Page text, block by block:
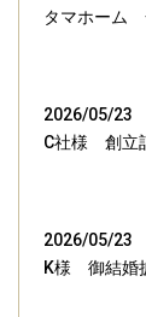
タマホーム
2026/05/23
C社様 創立
2026/05/23
K様 御結婚